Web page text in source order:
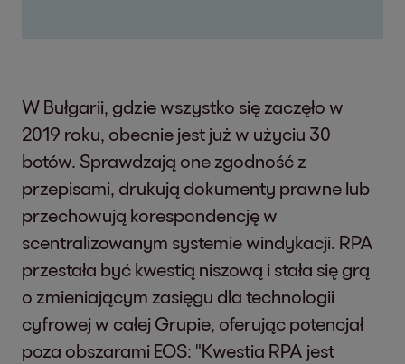
W Bułgarii, gdzie wszystko się zaczęło w
2019 roku, obecnie jest już w użyciu 30
botów. Sprawdzają one zgodność z
przepisami, drukują dokumenty prawne lub
przechowują korespondencję w
scentralizowanym systemie windykacji. RPA
przestała być kwestią niszową i stała się grą
o zmieniającym zasięgu dla technologii
cyfrowej w całej Grupie, oferując potencjał
poza obszarami EOS: "Kwestia RPA jest